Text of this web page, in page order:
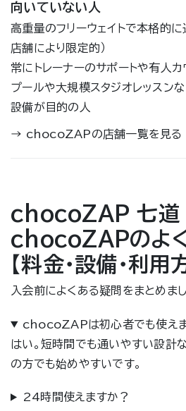
向いていない人
高重量のフリーウェイトで本格的
店舗により限定的）
常にトレーナーのサポートや有人
プールや大規模スタジオレッスン
設備が目的の人
→ chocoZAPの店舗一覧を見る
chocoZAP 七道
chocoZAPのよ
【料金・設備・利用
入会前によくある疑問をまとめまし
chocoZAPは初心者でも使え
はい。短時間でも通いやすい設計
の方でも始めやすいです。
24時間使えますか？